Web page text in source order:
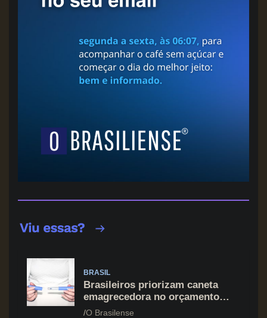
BRASIL
Brasileiros priorizam caneta
emagrecedora no orçamento
mesmo em situação de aperto
O Brasilense